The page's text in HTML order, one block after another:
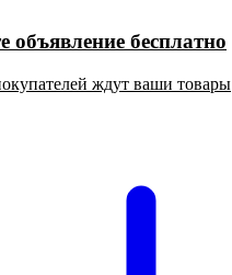
объявление бесплатно
ждут ваши товары